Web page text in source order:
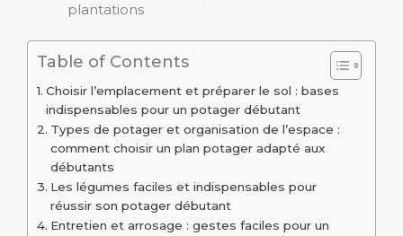
plantations
Table of Contents
Choisir l’emplacement et préparer le sol : bases
indispensables pour un potager débutant
Types de potager et organisation de l’espace :
comment choisir un plan potager adapté aux
débutants
Les légumes faciles et indispensables pour
réussir son potager débutant
Entretien et arrosage : gestes faciles pour un